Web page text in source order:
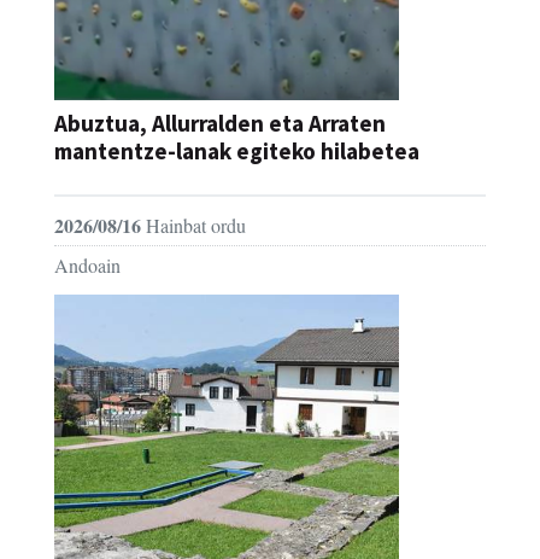
Abuztua, Allurralden eta Arraten
mantentze-lanak egiteko hilabetea
2026/08/16Hainbat ordu
Andoain